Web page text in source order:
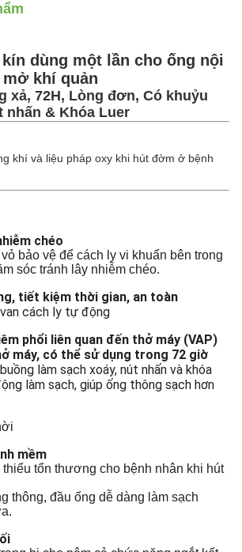
dùng một lần cho ống nội
mở khí quản
xả, 72H, Lòng đơn, Có khuỷu
nhấn & Khóa Luer
khí và liệu pháp oxy khi hút đờm ở bệnh
chéo
bảo vệ để cách ly vi khuẩn bên trong
sóc tránh lây nhiễm chéo.
tiết kiệm thời gian, an toàn
cách ly tự động
phổi liên quan đến thở máy (VAP)
máy, có thể sử dụng trong 72 giờ
làm sạch xoáy, nút nhấn và khóa
làm sạch, giúp ống thông sạch hơn
mềm
tổn thương cho bệnh nhân khi hút
thông, đầu ống dễ dàng làm sạch